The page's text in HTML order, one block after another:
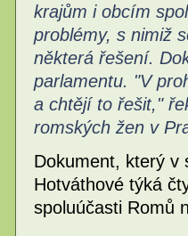
krajům i obcím
problémy, s nimiž
některá řešení.
parlamentu. "V
a chtějí to řešit,"
romských žen v
Dokument, který v
Hotváthové týká
spoluúčasti Romů